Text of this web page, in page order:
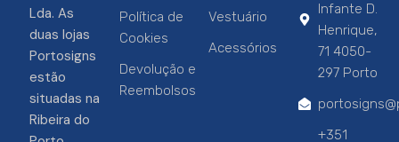
Lda. As
duas lojas
Portosigns
estão
situadas na
Ribeira do
Política de
Cookies
Devolução e
Reembolsos
Vestuário
Acessórios
Infante D.
Henrique,
71 4050-
297 Porto
+351